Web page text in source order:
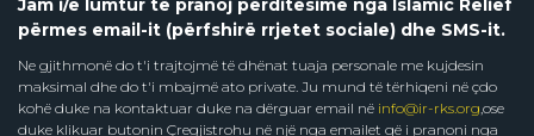
Jam i/e lumtur të pranoj përditësime nga Islamic Relief
përmes email-it (përfshirë rrjetet sociale) dhe SMS-it.
Ne gjithmonë do t'i trajtojmë të dhënat tuaja personale me kujdesin
maksimal dhe do t'i mbajmë ato private. Ju mund të tërhiqeni në çdo
kohë duke na kontaktuar duke na dërguar email në info@ir-rks.org,ose
duke klikuar butonin Çregjistrohu në një nga emailet që i pranoni nga